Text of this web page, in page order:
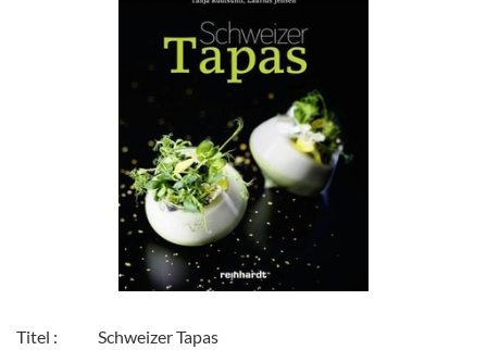
Titel : Schweizer Tapas